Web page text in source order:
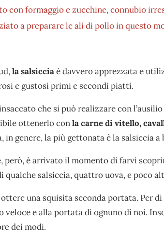
con formaggio e zucchine, connubio
a preparare le ali di pollo in questo
la salsicciaè davvero apprezzata e
e gustosi primi e secondi piatti.
che si può realizzare con
ottenerlo conla carne di vitello,
in genere, la più gettonata è la salsiccia a
però, è arrivato il momento di farvi
qualche salsiccia, quattro uova, e poco
una squisita seconda portata. Per
e alla portata di ognuno di noi.
dei modi.